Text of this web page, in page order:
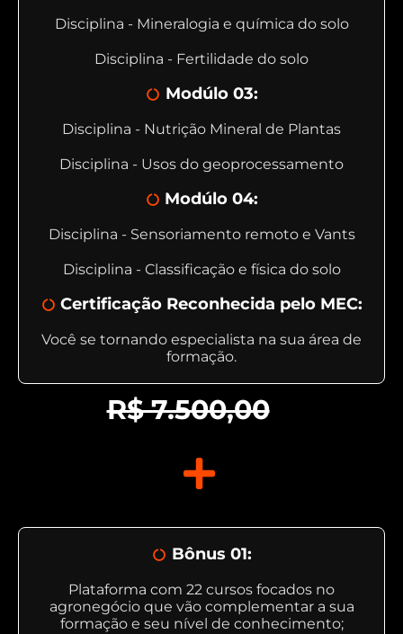
Disciplina - Mineralogia e química do solo
Disciplina - Fertilidade do solo
Modúlo 03:
Disciplina - Nutrição Mineral de Plantas
Disciplina - Usos do geoprocessamento
Modúlo 04:
Disciplina - Sensoriamento remoto e Vants
Disciplina - Classificação e física do solo
Certificação Reconhecida pelo MEC:
Você se tornando especialista na sua área de
formação.
R$ 7.500,00
Bônus 01:
Plataforma com 22 cursos focados no
agronegócio que vão complementar a sua
formação e seu nível de conhecimento;